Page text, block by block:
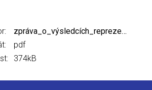
zpráva_o_výsledcích_reprezentace_a_péče_o_tm2024-3.pdf
pdf
374kB